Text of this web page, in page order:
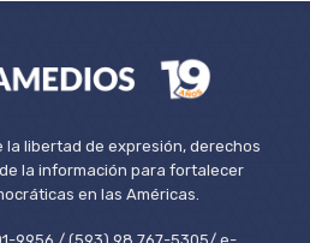
la libertad de expresión, derechos
la información para fortalecer
en las Américas.